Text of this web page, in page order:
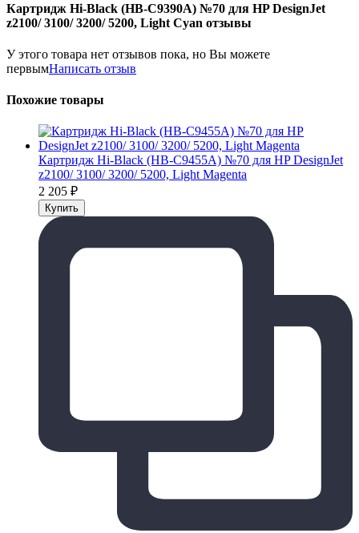
Картридж Hi-Black (HB-C9390A) №70 для HP DesignJet
z2100/ 3100/ 3200/ 5200, Light Cyan отзывы
У этого товара нет отзывов пока, но Вы можете
первымНаписать отзыв
Похожие товары
Картридж Hi-Black (HB-C9455A) №70 для HP DesignJet
z2100/ 3100/ 3200/ 5200, Light Magenta
2 205 ₽